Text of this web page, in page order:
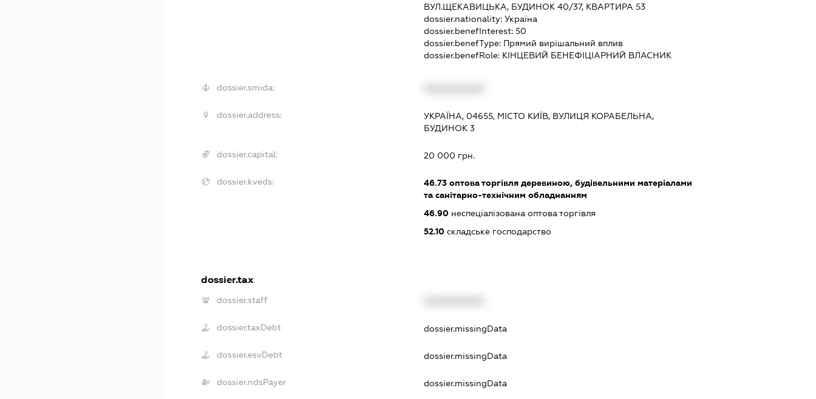
ВУЛ.ЩЕКАВИЦЬКА, БУДИНОК 40/37, КВАРТИРА 53
dossier.nationality:Україна
dossier.benefInterest:50
dossier.benefType: Прямий вирішальний вплив
dossier.benefRole: КІНЦЕВИЙ БЕНЕФІЦІАРНИЙ ВЛАСНИК
dossier.smida:
dossier.address:
УКРАЇНА, 04655, МІСТО КИЇВ, ВУЛИЦЯ КОРАБЕЛЬНА,
БУДИНОК 3
dossier.capital: 20 000 грн.
dossier.kveds: 46.73 оптова торгівля деревиною, будівельними матеріалами
та санітарно-технічним обладнанням
46.90 неспеціалізована оптова торгівля
52.10 складське господарство
dossier.tax
dossier.staff
dossier.taxDebt dossier.missingData
dossier.esvDebt dossier.missingData
dossier.ndsPayer dossier.missingData